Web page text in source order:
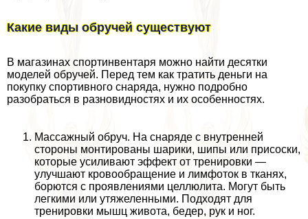
Какие виды обручей существуют
В магазинах спортинвентаря можно найти десятки
моделей обручей. Перед тем как тратить деньги на
покупку спортивного снаряда, нужно подробно
разобраться в разновидностях и их особенностях.
Массажный обруч. На снаряде с внутренней
стороны монтированы шарики, шипы или присоски,
которые усиливают эффект от тренировки —
улучшают кровообращение и лимфоток в тканях,
борются с проявлениями целлюлита. Могут быть
легкими или утяжеленными. Подходят для
тренировки мышц живота, бедер, рук и ног.